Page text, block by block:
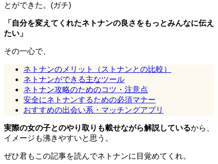
とができた。(ガチ)
「自分を変えてくれたネトナンの良さをもっとみんなに伝え
たい」
その一心で、
ネトナンのメリット（ストナンとの比較）
ネトナンができる主なツール
ネトナン攻略のためのコツ・注意点
安全にネトナンするための必須マナー
おすすめの出会い系・マッチングアプリ
実際の女の子とのやり取りも載せながら解説しているから、
イメージも沸きやすいと思う。
ぜひ君もこの記事を読んでネトナンに目覚めてくれ。